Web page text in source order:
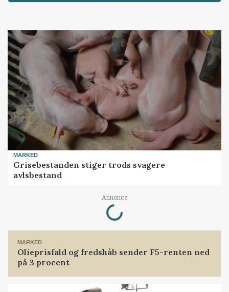
MARKED
Grisebestanden stiger trods svagere
avlsbestand
Annonce
Loading...
MARKED
Olieprisfald og fredshåb sender F5-renten ned
på 3 procent